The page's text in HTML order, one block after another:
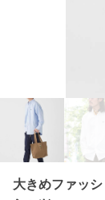
大きめファッ